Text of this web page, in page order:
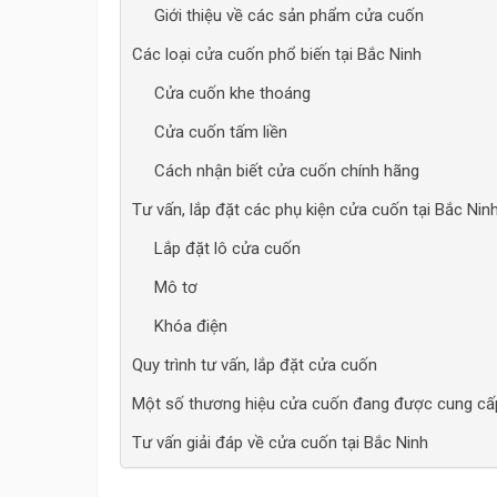
Giới thiệu về các sản phẩm cửa cuốn
Các loại cửa cuốn phổ biến tại Bắc Ninh
Cửa cuốn khe thoáng
Cửa cuốn tấm liền
Cách nhận biết cửa cuốn chính hãng
Tư vấn, lắp đặt các phụ kiện cửa cuốn tại Bắc
Lắp đặt lô cửa cuốn
Mô tơ
Khóa điện
Quy trình tư vấn, lắp đặt cửa cuốn
Một số thương hiệu cửa cuốn đang được cung
Tư vấn giải đáp về cửa cuốn tại Bắc Ninh